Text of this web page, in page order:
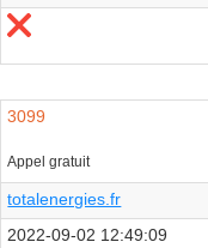
Nein
3099
Appel gratuit
totalenergies.fr
2022-09-02 12:49:09